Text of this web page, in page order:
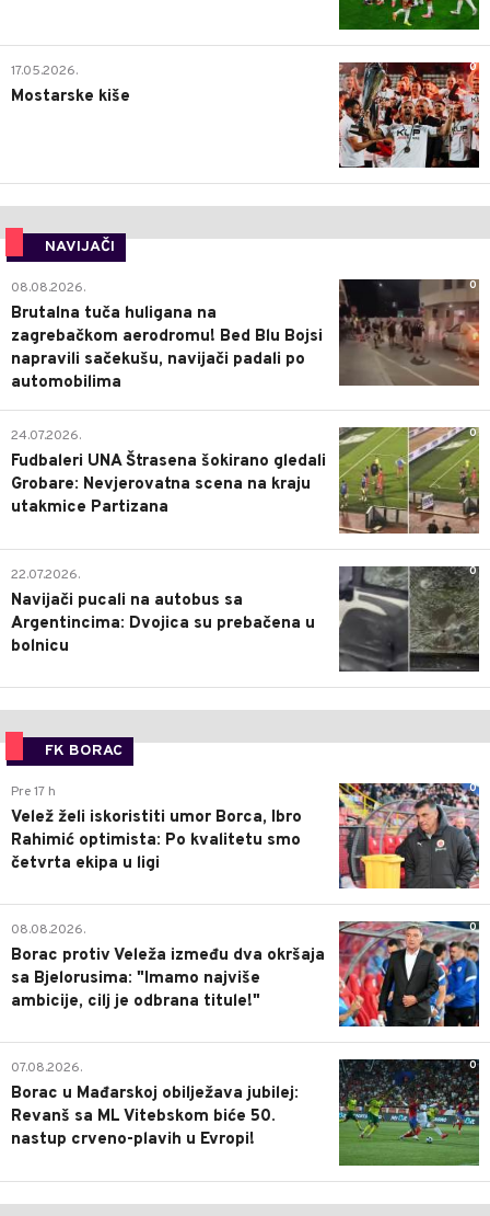
0
17.05.2026.
Mostarske kiše
NAVIJAČI
0
08.08.2026.
Brutalna tuča huligana na
zagrebačkom aerodromu! Bed Blu Bojsi
napravili sačekušu, navijači padali po
automobilima
0
24.07.2026.
Fudbaleri UNA Štrasena šokirano gledali
Grobare: Nevjerovatna scena na kraju
utakmice Partizana
0
22.07.2026.
Navijači pucali na autobus sa
Argentincima: Dvojica su prebačena u
bolnicu
FK BORAC
0
Pre 17 h
Velež želi iskoristiti umor Borca, Ibro
Rahimić optimista: Po kvalitetu smo
četvrta ekipa u ligi
0
08.08.2026.
Borac protiv Veleža između dva okršaja
sa Bjelorusima: "Imamo najviše
ambicije, cilj je odbrana titule!"
0
07.08.2026.
Borac u Mađarskoj obilježava jubilej:
Revanš sa ML Vitebskom biće 50.
nastup crveno-plavih u Evropi!